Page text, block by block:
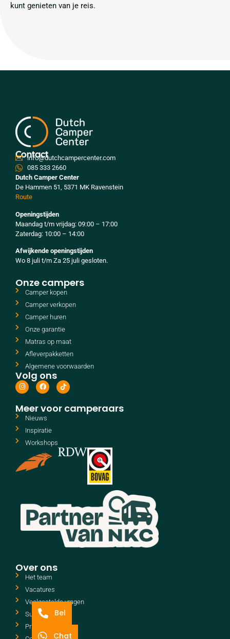
kunt genieten van je reis.
Contact
info@dutchcampercenter.com
085 333 2660
Dutch Camper Center
De Hammen 51, 5371 MK Ravenstein
Route
Openingstijden
Maandag t/m vrijdag: 09:00 – 17:00
Zaterdag: 10:00 – 14:00
Afwijkende openingstijden
Wo 8 juli t/m Za 25 juli gesloten.
Onze campers
Camper kopen
Camper verkopen
Camper huren
Onze garantie
Matras op maat
Afleverpakketten
Algemene voorwaarden
Volg ons
Meer voor camperaars
Nieuws
Inspiratie
Workshops
Over ons
Het team
Vacatures
Veelgestelde vragen
Support
Privacyverklaring
Bel
Chat